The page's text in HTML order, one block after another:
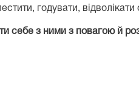
годувати,
себе з ними з повагою й